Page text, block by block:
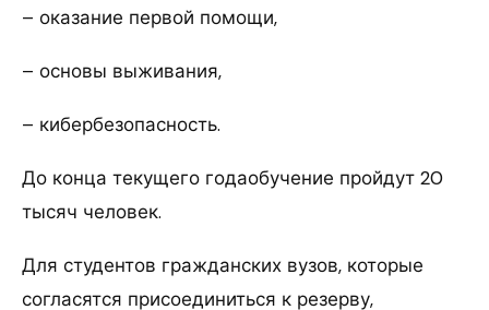
– оказание первой помощи,
– основы выживания,
– кибербезопасность.
До конца текущего годаобучение пройдут 20
тысяч человек.
Для студентов гражданских вузов, которые
согласятся присоединиться к резерву,